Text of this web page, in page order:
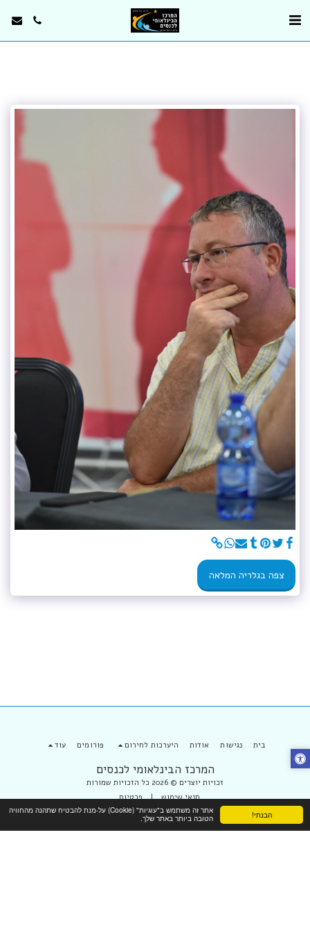
הבנתי!
אתר זה משתמש ב"עוגיות" (Cookie) על-מנת להבטיח שתהנה מהחוויה
הטובה ביותר באתר שלך.
צפה בגלריה המלאה
המרכז הבינלאומי לכנסים
זכויות יוצרים © 2026 כל הזכויות שמורות
תנאי שימוש|פרטיות
בית נגישות אודות היערכות לחירום פורומים עוד